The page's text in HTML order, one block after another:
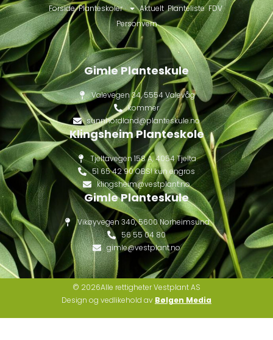
Forside Planteskoler Aktuelt Planteliste FDV
Personvern
Gimle Planteskule
Valevegen 34, 5554 Valevåg
kommer
sunnhordland@planteskule.no
Klingsheim Planteskole
Tjeltavegen 158 A, 4054 Tjelta
51 65 42 90 OBS! kun engros
klingsheim@vestplant.no
Gimle Planteskule
Vikøyvegen 340, 5600 Norheimsund
56 55 04 80
gimle@vestplant.no
© 2026Alle rettigheter Vestplant AS
Design og vedlikehold av Bølgen Media